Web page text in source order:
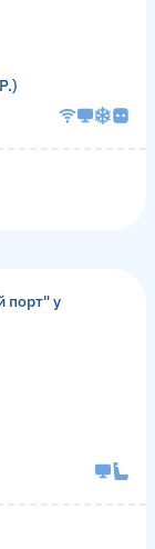
порт" у